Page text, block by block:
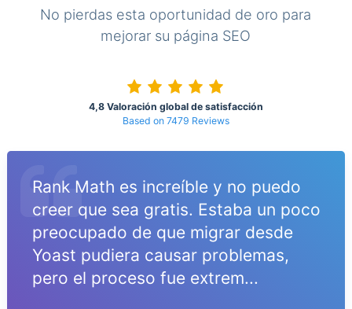
No pierdas esta oportunidad de oro para
mejorar su página SEO
4,8 Valoración global de satisfacción
Based on 7479 Reviews
Rank Math es increíble y no puedo
creer que sea gratis. Estaba un poco
preocupado de que migrar desde
Yoast pudiera causar problemas,
pero el proceso fue extrem...